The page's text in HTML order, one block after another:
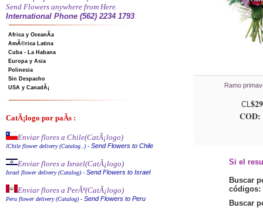
Send Flowers anywhere from Here.
International Phone (562) 2234 1793
Africa y OceanÃ­a
AmÃ©rica Latina
Cuba - La Habana
Europa y Asia
Polinesia
Sin Despacho
USA y CanadÃ¡
CatÃ¡logo por paÃ­s :
Enviar flores a Chile(CatÃ¡logo)
IChile flower delivery (Catalog..) - Send Flowers to Chile
Enviar flores a Israel(CatÃ¡logo)
Israel flower delivery (Catalog) - Send Flowers to Israel
Enviar flores a PerÃº(CatÃ¡logo)
Peru flower delivery (Catalog) - Send Flowers to Peru
Ramo
CL
COD:
Si el
Buscar
códigos:
Buscar